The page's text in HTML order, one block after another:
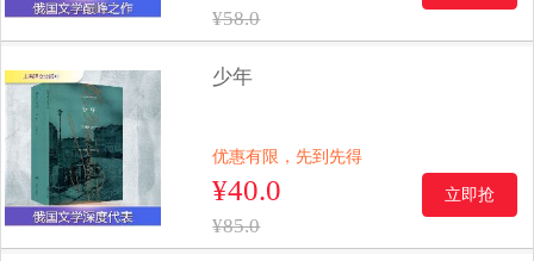
¥58.0
少年
优惠有限，先到先得
¥40.0
¥85.0
立即抢